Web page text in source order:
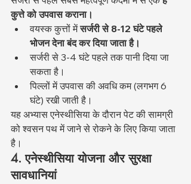
कुत्ते को उपवास कराना।
वयस्क कुत्तों में सर्जरी से 8-12 घंटे पहले
भोजन देना बंद कर दिया जाता है।
सर्जरी से 3-4 घंटे पहले तक पानी दिया जा
सकता है।
पिल्लों में उपवास की अवधि कम (लगभग 6
घंटे) रखी जाती है।
यह अभ्यास एनेस्थीसिया के दौरान पेट की सामग्री
को श्वसन पथ में जाने से रोकने के लिए किया जाता
है।
4. एनेस्थीसिया योजना और सुरक्षा
सावधानियां